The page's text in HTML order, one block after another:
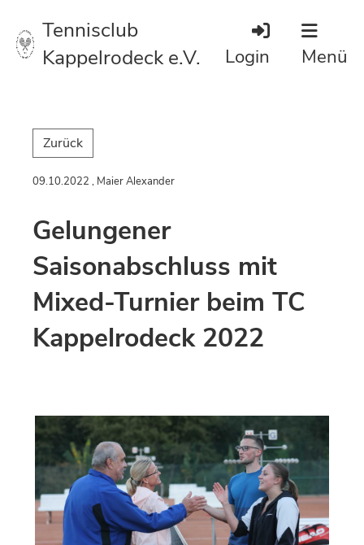
Tennisclub
Kappelrodeck e.V.
Login Menü
Zurück
09.10.2022 , Maier Alexander
Gelungener
Saisonabschluss mit
Mixed-Turnier beim TC
Kappelrodeck 2022